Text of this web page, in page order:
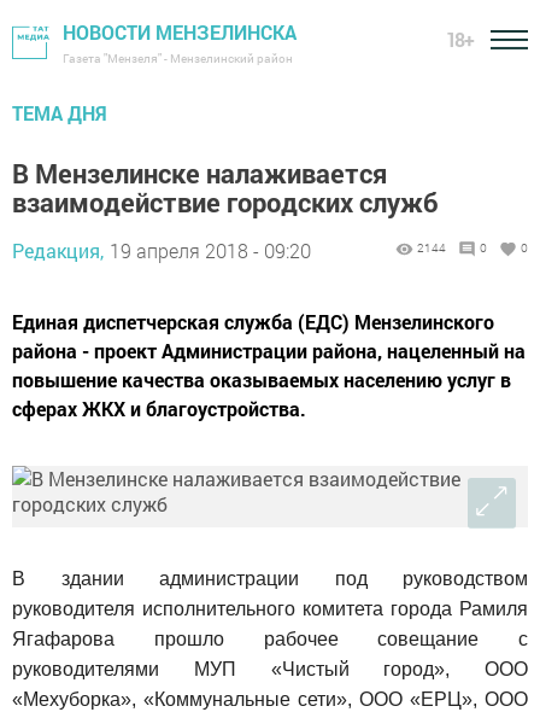
НОВОСТИ МЕНЗЕЛИНСКА
Газета "Мензеля" - Мензелинский район
18+
ТЕМА ДНЯ
В Мензелинске налаживается
взаимодействие городских служб
Редакция, 19 апреля 2018 - 09:20 2144 0 0
Единая диспетчерская служба (ЕДС) Мензелинского
района - проект Администрации района, нацеленный на
повышение качества оказываемых населению услуг в
сферах ЖКХ и благоустройства.
В здании администрации под руководством
руководителя исполнительного комитета города Рамиля
Ягафарова прошло рабочее совещание с
руководителями МУП «Чистый город», ООО
«Мехуборка», «Коммунальные сети», ООО «ЕРЦ», ООО